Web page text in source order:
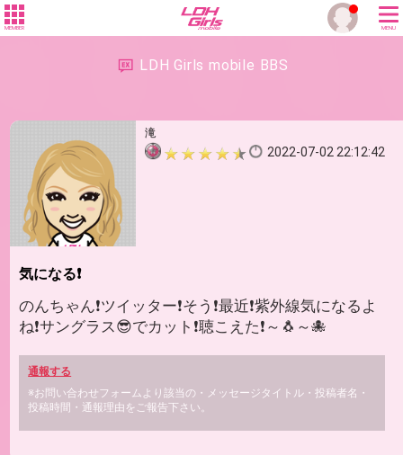
MEMBER MENU
LDH Girls mobile BBS
滝
2022-07-02 22:12:42
気になる❗
のんちゃん❗ツイッター❗そう❗最近❗紫外線気になるよ
ね❗サングラス😎でカット❗聴こえた❗～🐧～🐙
通報する
※お問い合わせフォームより該当の・メッセージタイトル・投稿者名・
投稿時間・通報理由をご報告下さい。